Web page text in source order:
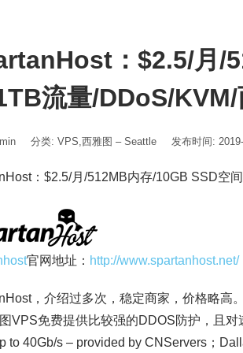
：$2.5/月/
流量/DDoS/KVM/
分类: VPS,西雅图 – Seattle 发布时间:
：$2.5/月/512MB内存/10GB SSD空
官网地址： http://www.spartanhost.net/
，介绍过多次，稳定商家，价格略高
VPS免费提供比较强的DDOS防护，且
to 40Gb/s – provided by CNServers；